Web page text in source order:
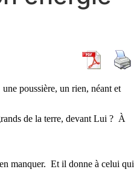
poussière, un rien, néant et
de la terre, devant Lui ? À
manquer. Et il donne à celui qui